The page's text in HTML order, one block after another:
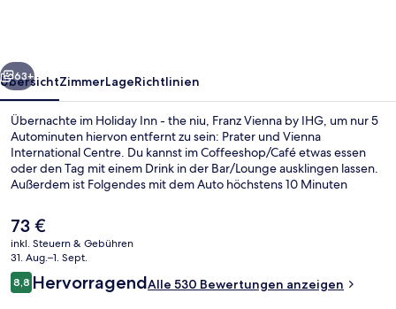
Vienna
by
IHG
Weiter
63+
ÜbersichtZimmerLageRichtlinien
Übernachte im Holiday Inn - the niu, Franz Vienna by IHG, um nur 5
Autominuten hiervon entfernt zu sein: Prater und Vienna
International Centre. Du kannst im Coffeeshop/Café etwas essen
oder den Tag mit einem Drink in der Bar/Lounge ausklingen lassen.
Außerdem ist Folgendes mit dem Auto höchstens 10 Minuten
Reisende lieben das hilfsbereite Personal. Die öffentlichen
Verkehrsmittel sind nur einen kurzen Fußmarsch entfernt: Zur
Straßenbahnhaltestelle Innstraße sind es nur wenige Schritte und
zur Straßenbahnhaltestelle Rebhanngasse 4 Minuten.
Der
aktuelle
Preis
beträgt
73 €.
73 €
inkl. Steuern & Gebühren
31. Aug.–1. Sept.
Bewertungen
8,88,8 von 10.
HervorragendAlle 530 Bewertungen anzeigen